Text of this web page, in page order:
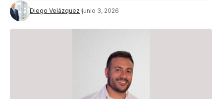
Diego Velázquez junio 3, 2026